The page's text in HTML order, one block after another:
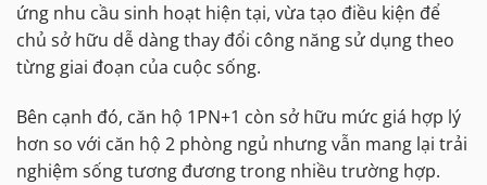
ứng nhu cầu sinh hoạt hiện tại, vừa tạo điều kiện để
chủ sở hữu dễ dàng thay đổi công năng sử dụng theo
từng giai đoạn của cuộc sống.
Bên cạnh đó, căn hộ 1PN+1 còn sở hữu mức giá hợp lý
hơn so với căn hộ 2 phòng ngủ nhưng vẫn mang lại trải
nghiệm sống tương đương trong nhiều trường hợp.